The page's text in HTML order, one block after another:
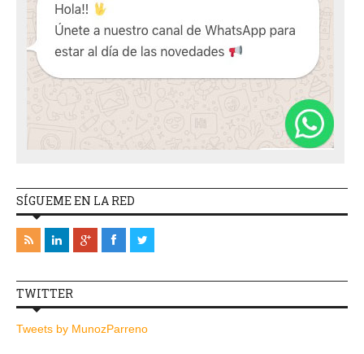
SÍGUEME EN LA RED
TWITTER
Tweets by MunozParreno